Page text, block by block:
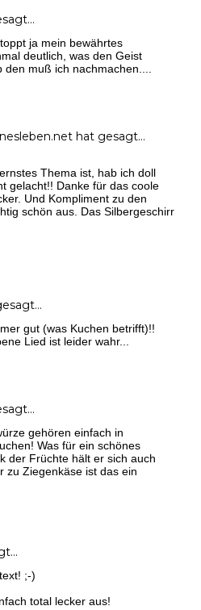
ja mein bewährtes
deutlich, was den Geist
den muß ich nachmachen....
hat gesagt…
Thema ist, hab ich doll
gelacht!! Danke für das coole
Und Kompliment zu den
schön aus. Das Silbergeschirr
gut (was Kuchen betrifft)!!
Lied ist leider wahr...
gehören einfach in
Was für ein schönes
der Früchte hält er sich auch
zu Ziegenkäse ist das ein
;-)
total lecker aus!